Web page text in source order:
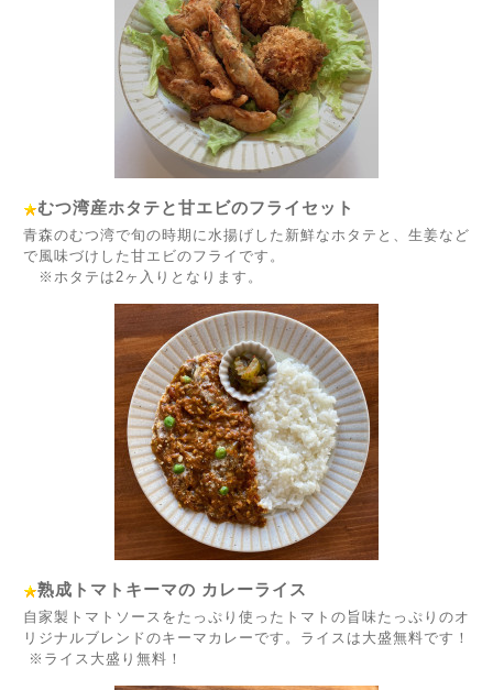
むつ湾産ホタテと甘エビのフライセット
青森のむつ湾で旬の時期に水揚げした新鮮なホタテと、生姜など
で風味づけした甘エビのフライです。
※ホタテは2ヶ入りとなります。
熟成トマトキーマの カレーライス
自家製トマトソースをたっぷり使ったトマトの旨味たっぷりのオ
リジナルブレンドのキーマカレーです。ライスは大盛無料です！
※ライス大盛り無料！